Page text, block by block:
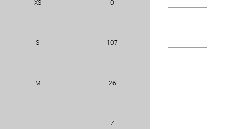
XS 0
S 107
M 26
L 7